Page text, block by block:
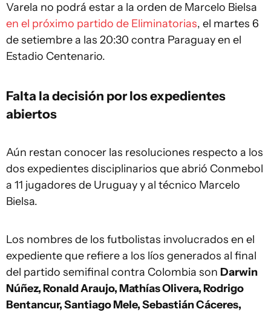
Varela no podrá estar a la orden de Marcelo Bielsa
en el próximo partido de Eliminatorias, el martes 6
de setiembre a las 20:30 contra Paraguay en el
Estadio Centenario.
Falta la decisión por los expedientes
abiertos
Aún restan conocer las resoluciones respecto a los
dos expedientes disciplinarios que abrió Conmebol
a 11 jugadores de Uruguay y al técnico Marcelo
Bielsa.
Los nombres de los futbolistas involucrados en el
expediente que refiere a los líos generados al final
del partido semifinal contra Colombia son Darwin
Núñez, Ronald Araujo, Mathías Olivera, Rodrigo
Bentancur, Santiago Mele, Sebastián Cáceres,